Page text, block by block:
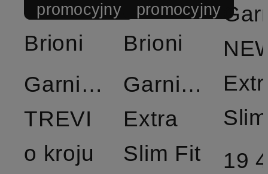
promocyjny
Brioni
Garnitur
TREVI
o kroju
promocyjny
Brioni
Garnitur
Extra
Slim Fit
19